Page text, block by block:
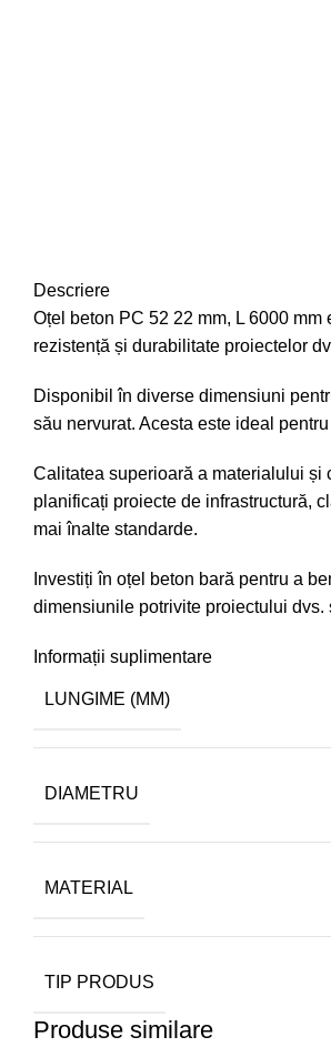
Descriere
Oțel beton PC 52 22 mm, L 6000
rezistență și durabilitate proiectelor
Disponibil în diverse dimensiuni
său nervurat. Acesta este ideal
Calitatea superioară a materialului și
planificați proiecte de infrastructură,
mai înalte standarde.
Investiți în oțel beton bară pentru a
dimensiunile potrivite proiectului dvs.
Informații suplimentare
LUNGIME (MM)
DIAMETRU
MATERIAL
TIP PRODUS
Produse similare